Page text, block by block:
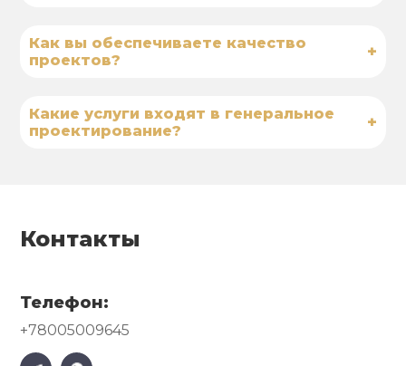
Как вы обеспечиваете качество
проектов?
+
Какие услуги входят в генеральное
проектирование?
+
Контакты
Телефон:
+78005009645